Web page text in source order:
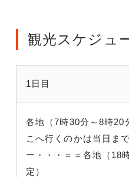
観光スケジュ
1日目
各地（7時30分～8時20
こへ行くのかは当日ま
ー・・・ ＝＝各地（18
定）